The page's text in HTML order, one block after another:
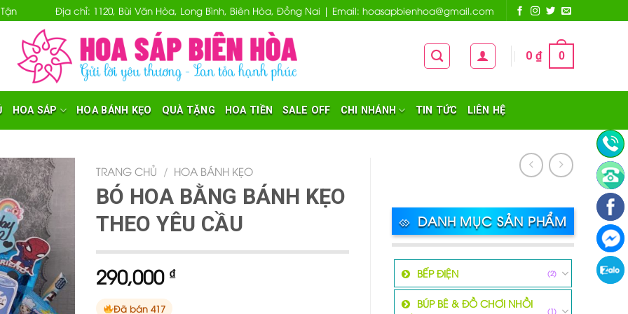
Địa chỉ: 1120, Bùi Văn Hòa, Long Bình, Biên Hòa, Đồng Nai | Email: hoasapbienhoa@gmail.com
0₫ 0
HOA SÁP HOA BÁNH KẸO QUÀ TẶNG HOA TIỀN SALE OFF CHI NHÁNH TIN TỨC LIÊN HỆ
TRANG CHỦ / HOA BÁNH KẸO
BÓ HOA BẰNG BÁNH KẸO
THEO YÊU CẦU
290,000 ₫
Đã bán 417
DANH MỤC SẢN PHẨM
BẾP ĐIỆN (2)
BÚP BÊ & ĐỒ CHƠI NHỒI
(1)